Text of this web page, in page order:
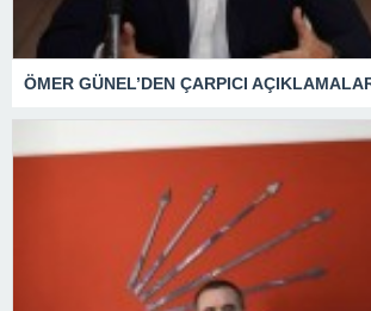
ÖMER GÜNEL’DEN ÇARPICI